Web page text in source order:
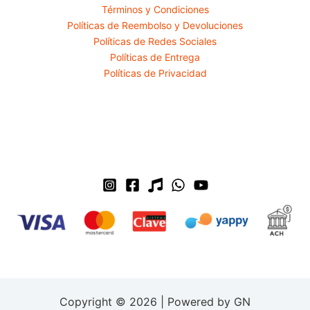
Términos y Condiciones
Políticas de Reembolso y Devoluciones
Políticas de Redes Sociales
Políticas de Entrega
Políticas de Privacidad
Copyright © 2026 | Powered by GN